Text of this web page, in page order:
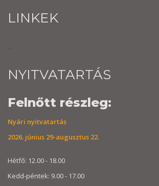
LINKEK
...
NYITVATARTÁS
Felnőtt részleg:
Nyári nyitvatartás
2026. június 29-augusztus 22.
Hétfő: 12.00 - 18.00
Kedd-péntek: 9.00 - 17.00